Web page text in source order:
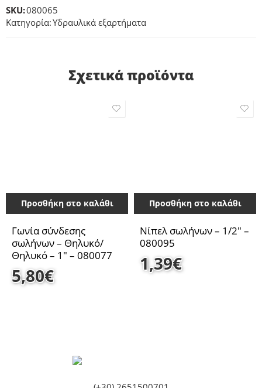
SKU:080065
Κατηγορία:Υδραυλικά εξαρτήματα
Σχετικά προϊόντα
Προσθήκη στο καλάθι
Γωνία σύνδεσης
σωλήνων – Θηλυκό/
Θηλυκό – 1″ – 080077
5,80€
Προσθήκη στο καλάθι
Νίπελ σωλήνων – 1/2″ –
080095
1,39€